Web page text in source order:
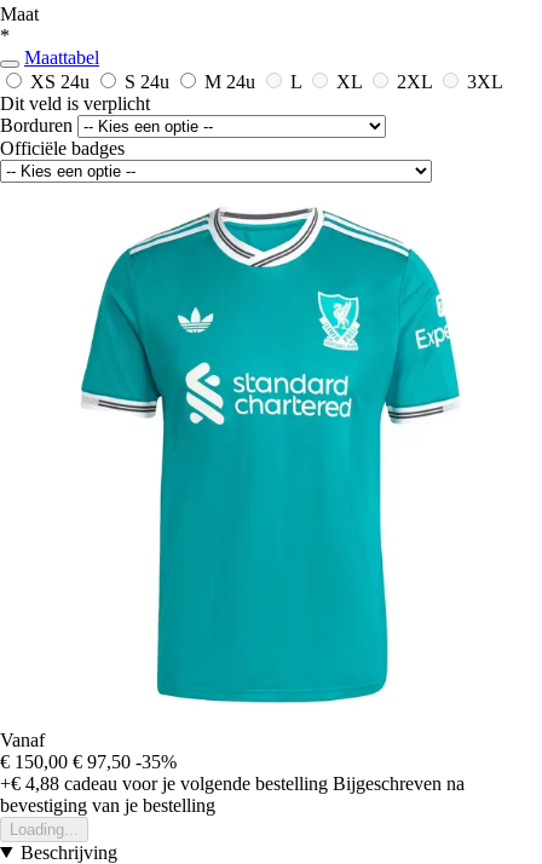
Maat
*
Maattabel
XS 24u S 24u M 24u L XL 2XL
3XL
Dit veld is verplicht
Borduren
Officiële badges
Vanaf
€ 150,00 € 97,50 -35%
+€ 4,88 cadeau voor je volgende bestelling Bijgeschreven na
bevestiging van je bestelling
Loading...
Beschrijving